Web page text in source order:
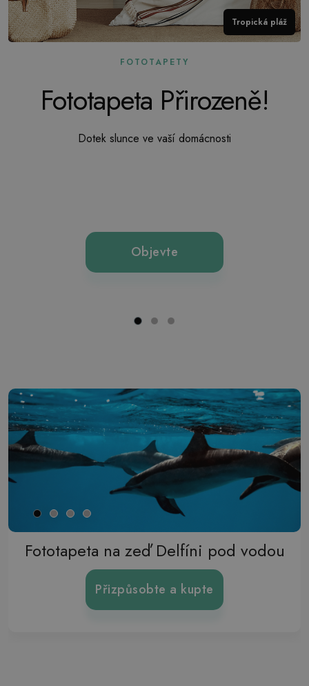
Tropická pláž
FOTOTAPETY
Fototapeta Přirozeně!
Dotek slunce ve vaší domácnosti
Objevte
Fototapeta na zeď Delfíni pod vodou
Přizpůsobte a kupte